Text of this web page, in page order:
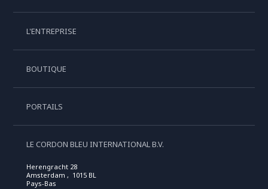
L'ENTREPRISE
BOUTIQUE
PORTAILS
LE CORDON BLEU INTERNATIONAL B.V.
Herengracht 28
Amsterdam , 1015 BL
Pays-Bas